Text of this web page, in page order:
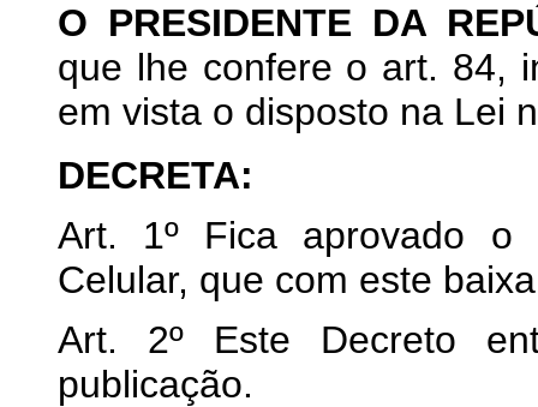
O PRESIDENTE DA
que lhe confere o art. 84,
em vista o disposto na Lei
DECRETA:
Art. 1º Fica aprovado o
Celular, que com este
Art. 2º Este Decreto
publicação.